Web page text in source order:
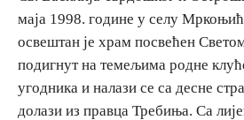
Видео
E-Brochure
маја 1998. године у селу
освештан је храм посвећен
подигнут на темељима родне
угодника и налази се са десне
долази из правца Требиња. Са